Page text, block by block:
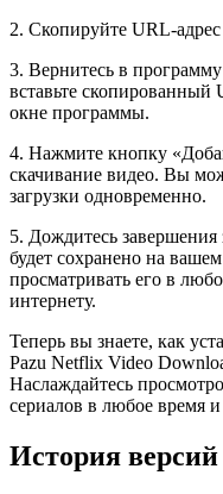
2. Скопируйте URL-адрес
3. Вернитесь в
вставьте скопированный
окне программы.
4. Нажмите кнопку
скачивание видео. Вы
загрузки одновременно.
5. Дождитесь завершения
будет сохранено на
просматривать его в
интернету.
Теперь вы знаете, как
Pazu Netflix Video
Наслаждайтесь
сериалов в любое время
История версий